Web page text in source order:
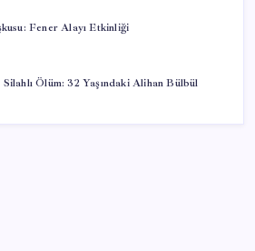
Fener Alayı Etkinliği
Ölüm: 32 Yaşındaki Alihan Bülbül